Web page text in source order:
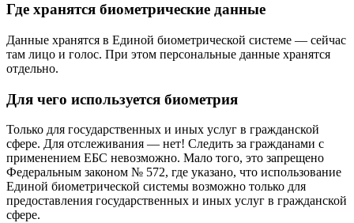
Где хранятся биометрические данные
Данные хранятся в Единой биометрической системе — сейчас
там лицо и голос. При этом персональные данные хранятся
отдельно.
Для чего используется биометрия
Только для государственных и иных услуг в гражданской
сфере. Для отслеживания — нет! Следить за гражданами с
применением ЕБС невозможно. Мало того, это запрещено
Федеральным законом № 572, где указано, что использование
Единой биометрической системы возможно только для
предоставления государственных и иных услуг в гражданской
сфере.